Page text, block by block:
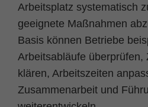
Arbeitsplatz systematisch
geeignete Maßnahmen
Basis können Betriebe
Arbeitsabläufe überprüfen,
klären, Arbeitszeiten
Zusammenarbeit und